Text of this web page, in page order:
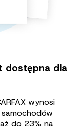
dostępna dla
wynosi
samochodów
do 23% na